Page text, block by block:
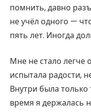
помнить, давно
не учёл одного —
пять лет. Иногда
Мне не стало легче
испытала радости,
Внутри была только
время я держалась